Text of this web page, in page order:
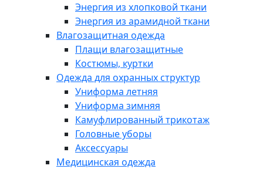
Энергия из хлопковой ткани
Энергия из арамидной ткани
Влагозащитная одежда
Плащи влагозащитные
Костюмы, куртки
Одежда для охранных структур
Униформа летняя
Униформа зимняя
Камуфлированный трикотаж
Головные уборы
Аксессуары
Медицинская одежда